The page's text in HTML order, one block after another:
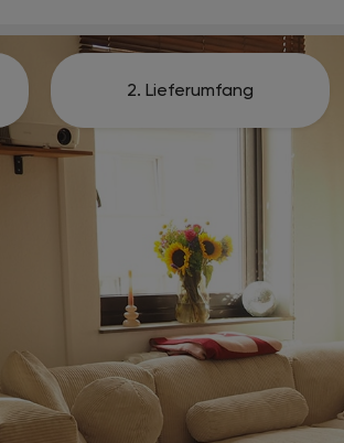
2. Lieferumfang